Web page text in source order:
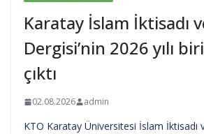
Karatay İslam İktisadı
Dergisi’nin 2026 yılı
çıktı
02.08.2026 admin
KTO Karatay Üniversitesi İslam İktisadı